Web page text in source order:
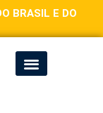
BRASIL E DO